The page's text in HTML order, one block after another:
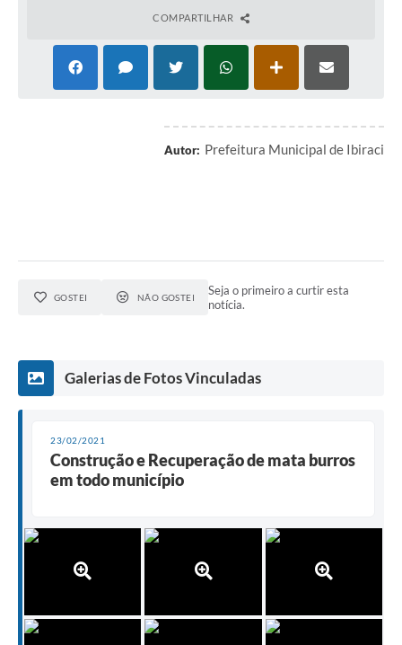
COMPARTILHAR
Autor: Prefeitura Municipal de Ibiraci
GOSTEI NÃO GOSTEI
Seja o primeiro a curtir esta
notícia.
Galerias de Fotos Vinculadas
23/02/2021
Construção e Recuperação de mata burros
em todo município